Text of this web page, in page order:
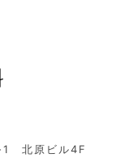
1 北原ビル4F